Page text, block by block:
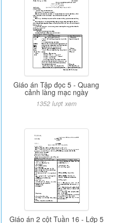
Giáo án Tập đọc 5 - Quang
cảnh làng mạc ngày
1352 lượt xem
Giáo án 2 cột Tuần 16 - Lớp 5